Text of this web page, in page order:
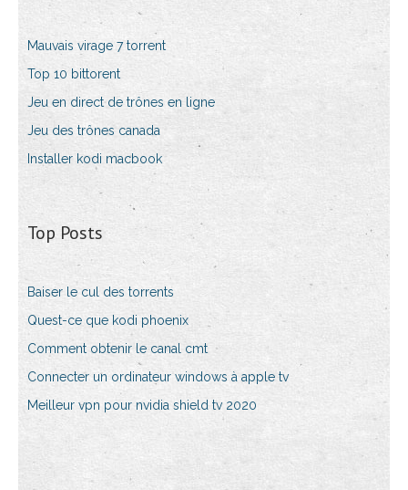
Mauvais virage 7 torrent
Top 10 bittorent
Jeu en direct de trônes en ligne
Jeu des trônes canada
Installer kodi macbook
Top Posts
Baiser le cul des torrents
Quest-ce que kodi phoenix
Comment obtenir le canal cmt
Connecter un ordinateur windows à apple tv
Meilleur vpn pour nvidia shield tv 2020